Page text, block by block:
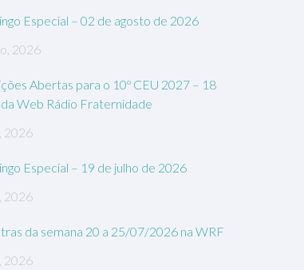
Especial – 02 de agosto de 2026
2026
Abertas para o 10º CEU 2027 – 18
Web Rádio Fraternidade
2026
Especial – 19 de julho de 2026
2026
da semana 20 a 25/07/2026 na WRF
2026